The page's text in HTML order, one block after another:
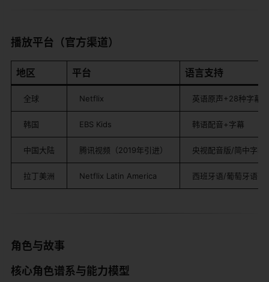
​播放平台（官方渠道）​
​地区​ ​平台​ ​语言支持​
全球 Netflix 英语原声+28种字幕
韩国 EBS Kids 韩语配音+字幕
中国大陆 腾讯视频（2019年引进） 央视配音版/简中字幕
拉丁美洲 Netflix Latin America 西班牙语/葡萄牙语配
​角色与故事​
​核心角色谱系与能力模型​